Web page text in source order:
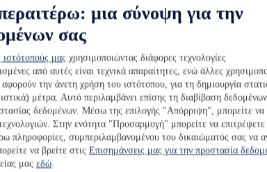
αγαπάς το εμπόριο!Είσαι ταλέντο στην
ξέρεις πολλές μέρες πριν.Σου αρέσει να
μια σύνοψη για την
σας
ιστότοπούς μας χρησιμοποιώντας διάφορες τεχνολογίες
από αυτές είναι τεχνικά απαραίτητες, ενώ άλλες
την άνετη χρήση του ιστότοπου, για τη δημιουργία
μέτρα. Αυτό περιλαμβάνει επίσης τη διαβίβαση
δεδομένων. Μέσω της επιλογής "Απόρριψη", μπορείτε να
Στην ενότητα "Προσαρμογή" μπορείτε να επιτρέψετε
πληροφορίες, συμπεριλαμβανομένου του δικαιώματός σας να
να βρείτε στις Επισημάνσεις μας για την προστασία
μας εδώ.